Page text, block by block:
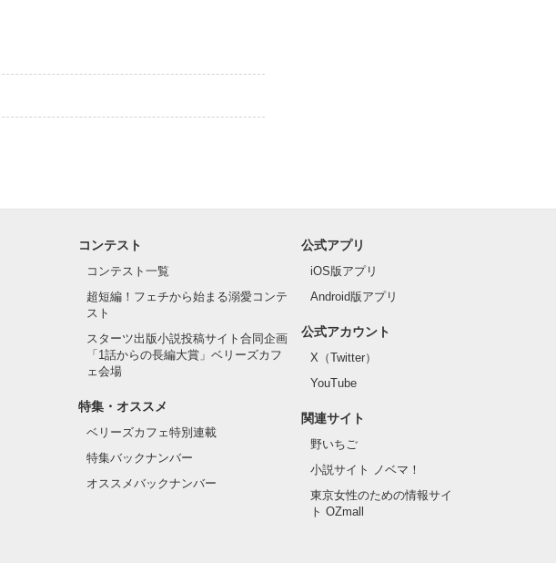
コンテスト
コンテスト一覧
超短編！フェチから始まる溺愛コンテ
スト
スターツ出版小説投稿サイト合同企画
「1話からの長編大賞」ベリーズカフ
ェ会場
特集・オススメ
ベリーズカフェ特別連載
特集バックナンバー
オススメバックナンバー
公式アプリ
iOS版アプリ
Android版アプリ
公式アカウント
X（Twitter）
YouTube
関連サイト
野いちご
小説サイト ノベマ！
東京女性のための情報サイ
ト OZmall